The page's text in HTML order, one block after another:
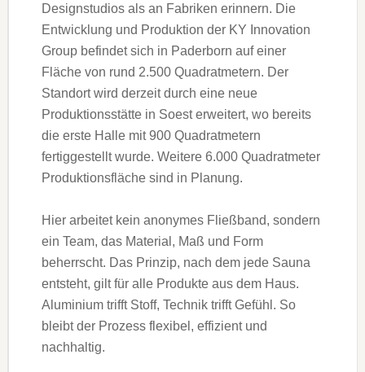
Designstudios als an Fabriken erinnern. Die
Entwicklung und Produktion der KY Innovation
Group befindet sich in Paderborn auf einer
Fläche von rund 2.500 Quadratmetern. Der
Standort wird derzeit durch eine neue
Produktionsstätte in Soest erweitert, wo bereits
die erste Halle mit 900 Quadratmetern
fertiggestellt wurde. Weitere 6.000 Quadratmeter
Produktionsfläche sind in Planung.
Hier arbeitet kein anonymes Fließband, sondern
ein Team, das Material, Maß und Form
beherrscht. Das Prinzip, nach dem jede Sauna
entsteht, gilt für alle Produkte aus dem Haus.
Aluminium trifft Stoff, Technik trifft Gefühl. So
bleibt der Prozess flexibel, effizient und
nachhaltig.